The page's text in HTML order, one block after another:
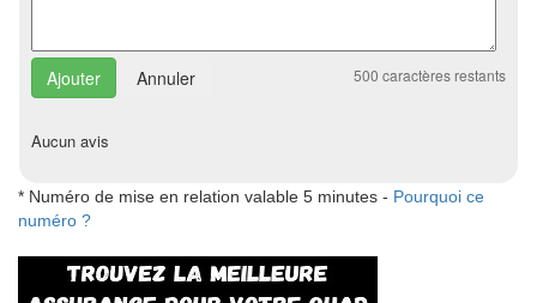
Annuler 500 caractères restants
Aucun avis
* Numéro de mise en relation valable 5 minutes - Pourquoi ce
numéro ?